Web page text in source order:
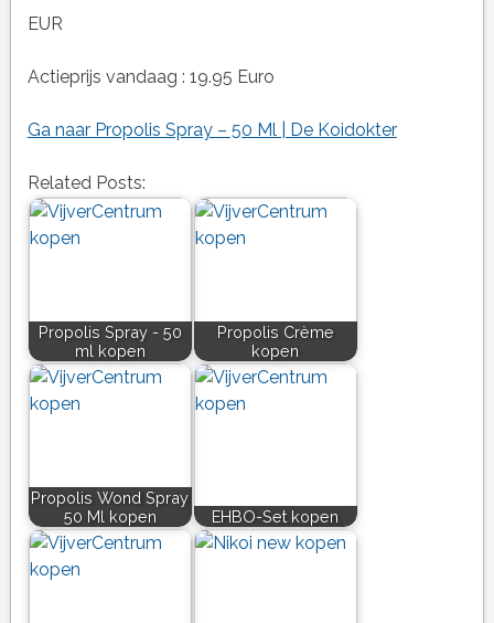
EUR
Actieprijs vandaag : 19.95 Euro
Ga naar Propolis Spray – 50 Ml | De Koidokter
Related Posts:
Propolis Spray - 50
ml kopen
Propolis Crème
kopen
Propolis Wond Spray
50 Ml kopen
EHBO-Set kopen